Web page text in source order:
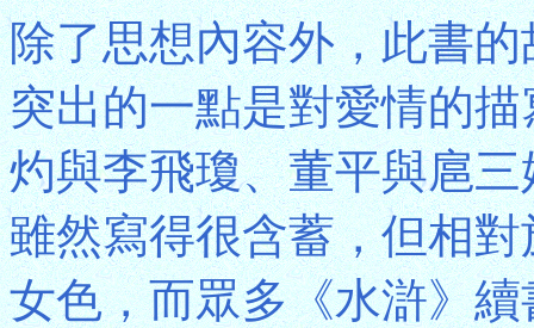
除了思想內容外，此書
突出的一點是對愛情的
灼與李飛瓊、董平與扈
雖然寫得很含蓄，但相
女色，而眾多《水滸》